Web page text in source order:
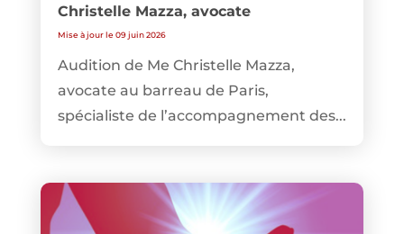
Christelle Mazza, avocate
Mise à jour le 09 juin 2026
Audition de Me Christelle Mazza,
avocate au barreau de Paris,
spécialiste de l’accompagnement des...